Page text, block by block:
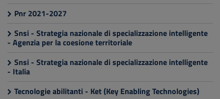
Pnr 2021-2027
Snsi - Strategia nazionale di specializzazione intelligente
- Agenzia per la coesione territoriale
Snsi - Strategia nazionale di specializzazione intelligente
- Italia
Tecnologie abilitanti - Ket (Key Enabling Technologies)